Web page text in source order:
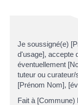
Je soussigné(e)
d'usage], accepte
éventuellement
tuteur ou curateur/
[Prénom Nom],
Fait à [Commune)